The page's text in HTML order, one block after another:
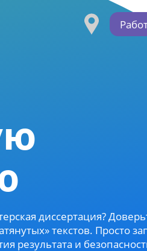
диссертация?
текстов. Просто
результата и